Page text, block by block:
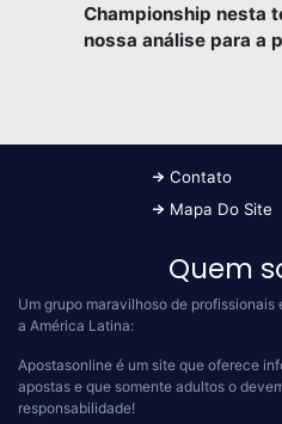
Championship nesta
nossa análise para a
Contato
Mapa Do Site
Quem
Um grupo maravilhoso de
a América Latina:
Apostasonline é um site que oferece
apostas e que somente adultos o
responsabilidade!